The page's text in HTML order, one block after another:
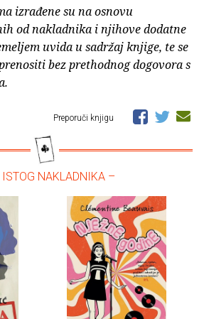
izrađene su na osnovu
od nakladnika i njihove dodatne
uvida u sadržaj knjige, te se
bez prethodnog dogovora s
Preporuči knjigu
ISTOG NAKLADNIKA –